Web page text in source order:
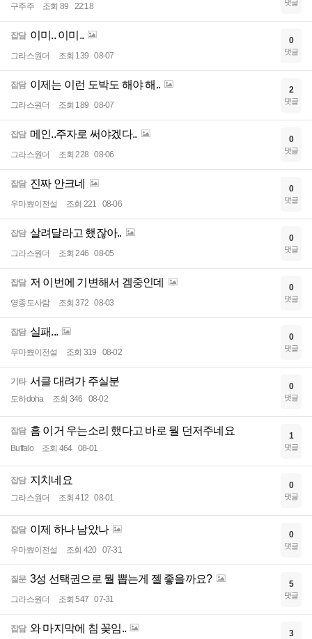
구주주 조회 89 22:18 댓글
잡담 이미.. 이미..
그라스원더 조회 139 08-07
0
댓글
잡담 이제는 이런 도박도 해야 해..
그라스원더 조회 189 08-07
2
댓글
잡담 메인..주자로 써야겠다..
그라스원더 조회 228 08-06
0
댓글
잡담 진짜 안크네
우마뾰이전설 조회 221 08-06
0
댓글
잡담 살려달라고 했잖아..
그라스원더 조회 246 08-05
0
댓글
잡담 저 이번에 기변해서 겜중인데
영종도사람 조회 372 08-03
0
댓글
잡담 실패...
우마뾰이전설 조회 319 08-02
0
댓글
기타 서클 대려가 주실분
도하doha 조회 346 08-02
0
댓글
잡담 흠 이거 우는소리 했다고 바로 뭘 던저주네요
Buffalo 조회 464 08-01
1
댓글
잡담 지치네요
그라스원더 조회 412 08-01
0
댓글
잡담 이제 하나 남았나
우마뾰이전설 조회 420 07-31
0
댓글
질문 3성 선택권으로 뭘 뽑는게 젤 좋을까요?
그라스원더 조회 547 07-31
5
댓글
잡담 와 마지막에 침 꽂임.. 3